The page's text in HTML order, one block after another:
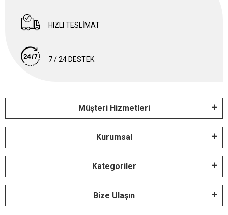
HIZLI TESLİMAT
7 / 24 DESTEK
Müşteri Hizmetleri
Kurumsal
Kategoriler
Bize Ulaşın